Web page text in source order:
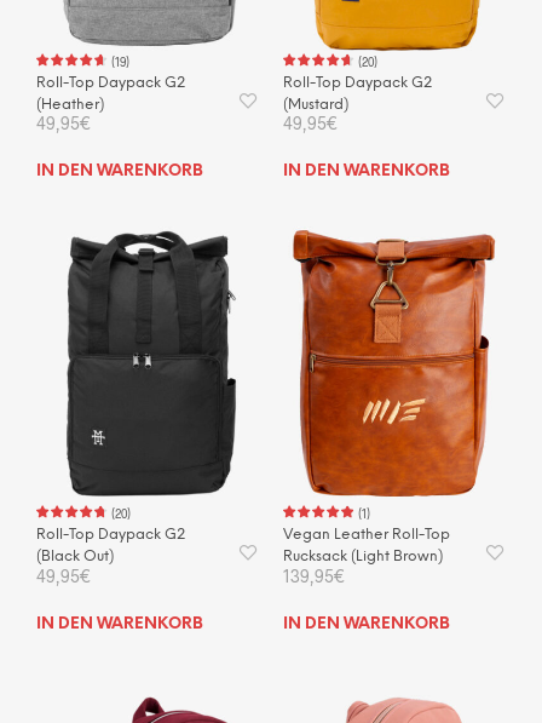
(19)
Roll-Top Daypack G2
(Heather)
49,95€
IN DEN WARENKORB
(20)
Roll-Top Daypack G2
(Mustard)
49,95€
IN DEN WARENKORB
(20)
Roll-Top Daypack G2
(Black Out)
49,95€
IN DEN WARENKORB
(1)
Vegan Leather Roll-Top
Rucksack (Light Brown)
139,95€
IN DEN WARENKORB